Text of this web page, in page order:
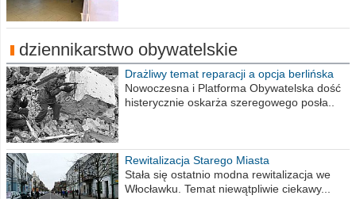
dziennikarstwo obywatelskie
Drażliwy temat reparacji a opcja berlińska
Nowoczesna i Platforma Obywatelska dość
histerycznie oskarża szeregowego posła..
Rewitalizacja Starego Miasta
Stała się ostatnio modna rewitalizacja we
Włocławku. Temat niewątpliwie ciekawy...